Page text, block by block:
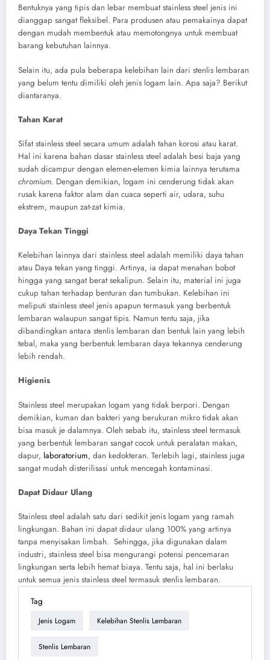
Bentuknya yang tipis dan lebar membuat stainless steel jenis ini
dianggap sangat fleksibel. Para produsen atau pemakainya dapat
dengan mudah membentuk atau memotongnya untuk membuat
barang kebutuhan lainnya.
Selain itu, ada pula beberapa kelebihan lain dari stenlis lembaran
yang belum tentu dimiliki oleh jenis logam lain. Apa saja? Berikut
diantaranya.
Tahan Karat
Sifat stainless steel secara umum adalah tahan korosi atau karat.
Hal ini karena bahan dasar stainless steel adalah besi baja yang
sudah dicampur dengan elemen-elemen kimia lainnya terutama
chromium. Dengan demikian, logam ini cenderung tidak akan
rusak karena faktor alam dan cuaca seperti air, udara, suhu
ekstrem, maupun zat-zat kimia.
Daya Tekan Tinggi
Kelebihan lainnya dari stainless steel adalah memiliki daya tahan
atau Daya tekan yang tinggi. Artinya, ia dapat menahan bobot
hingga yang sangat berat sekalipun. Selain itu, material ini juga
cukup tahan terhadap benturan dan tumbukan. Kelebihan ini
meliputi stainless steel jenis apapun termasuk yang berbentuk
lembaran walaupun sangat tipis. Namun tentu saja, jika
dibandingkan antara stenlis lembaran dan bentuk lain yang lebih
tebal, maka yang berbentuk lembaran daya tekannya cenderung
lebih rendah.
Higienis
Stainless steel merupakan logam yang tidak berpori. Dengan
demikian, kuman dan bakteri yang berukuran mikro tidak akan
bisa masuk je dalamnya. Oleh sebab itu, stainless steel termasuk
yang berbentuk lembaran sangat cocok untuk peralatan makan,
dapur, laboratorium, dan kedokteran. Terlebih lagi, stainless juga
sangat mudah disterilisasi untuk mencegah kontaminasi.
Dapat Didaur Ulang
Stainless steel adalah satu dari sedikit jenis logam yang ramah
lingkungan. Bahan ini dapat didaur ulang 100% yang artinya
tanpa menyisakan limbah. Sehingga, jika digunakan dalam
industri, stainless steel bisa mengurangi potensi pencemaran
lingkungan serta lebih hemat biaya. Tentu saja, hal ini berlaku
untuk semua jenis stainless steel termasuk stenlis lembaran.
Tag
Jenis Logam Kelebihan Stenlis Lembaran
Stenlis Lembaran